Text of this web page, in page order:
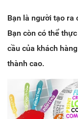
Bạn là người tạo ra
Bạn còn có thể
cầu của khách
thành cao.